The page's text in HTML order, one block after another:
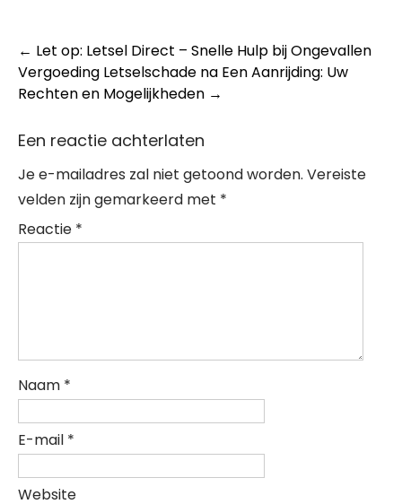
Post
navigation
← Let op: Letsel Direct – Snelle Hulp bij Ongevallen
Vergoeding Letselschade na Een Aanrijding: Uw
Rechten en Mogelijkheden →
Een reactie achterlaten
Je e-mailadres zal niet getoond worden. Vereiste
velden zijn gemarkeerd met *
Reactie *
Naam *
E-mail *
Website